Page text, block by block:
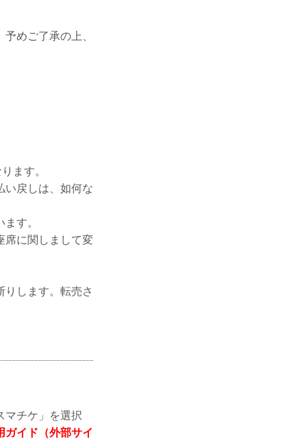
めご了承の上、
ます。
い戻しは、如何な
す。
席に関しまして変
します。転売さ
マチケ」を選択
ガイド（外部サイ